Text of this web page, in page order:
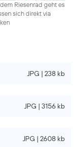
Riesenrad geht es
sich direkt via
JPG | 238 kb
JPG | 3156 kb
JPG | 2608 kb